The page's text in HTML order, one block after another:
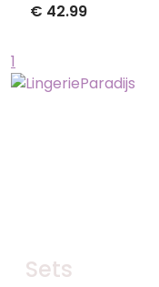
€ 42.99
1
Sets